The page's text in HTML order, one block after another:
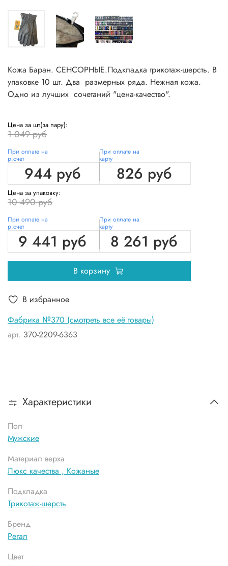
Фабрика №370 (смотреть все её товары)
арт. 370-2209-6363
Кожа Баран. СЕНСОРНЫЕ.Подкладка трикотаж-шерсть. В
упаковке 10 шт. Два размерных ряда. Нежная кожа.
Одно из лучших сочетаний "цена-качество".
Цена за шт(за пару):
1 049 руб
При оплате на
р.счет
944 руб
При оплате на
карту
826 руб
Цена за упаковку:
10 490 руб
При оплате на
р.счет
9 441 руб
При оплате на
карту
8 261 руб
В корзину
В избранное
Характеристики
Пол
Мужские
Материал верха
Люкс качества , Кожаные
Подкладка
Трикотаж-шерсть
Бренд
Регал
Цвет